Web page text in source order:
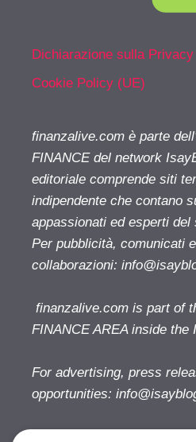
Dichiarazione sulla
Cookie Policy (UE)
finanzalive.com è parte
FINANCE del network
editoriale comprende siti
indipendente che contano
appassionati ed esperti del
Per pubblicità, comunicati e
collaborazioni:
finanzalive.com is part of
FINANCE AREA inside
For advertising, press
opportunities: